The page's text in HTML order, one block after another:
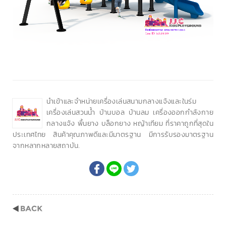
นำเข้าและจำหน่ายเครื่องเล่นสนามกลางแจ้งและในร่ม
เครื่องเล่นสวนน้ำ บ้านบอล บ้านลม เครื่องออกกำลังกาย
กลางแจ้ง พื้นยาง บล็อกยาง หญ้าเทียม ที่ราคาถูกที่สุดใน
ประเทศไทย สินค้าคุณภาพดีและมีมาตรฐาน มีการรับรองมาตรฐาน
จากหลากหลายสถาบัน.